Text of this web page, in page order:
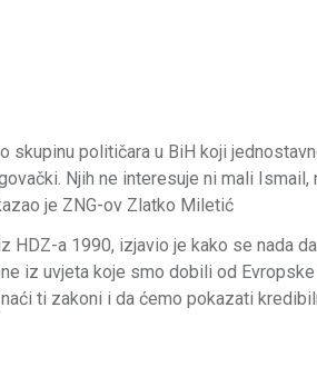
skupinu političara u BiH koji
Njih ne interesuje ni mali
je ZNG-ov Zlatko Miletić
HDZ-a 1990, izjavio je kako se nada
iz uvjeta koje smo dobili od Evropske
ti zakoni i da ćemo pokazati